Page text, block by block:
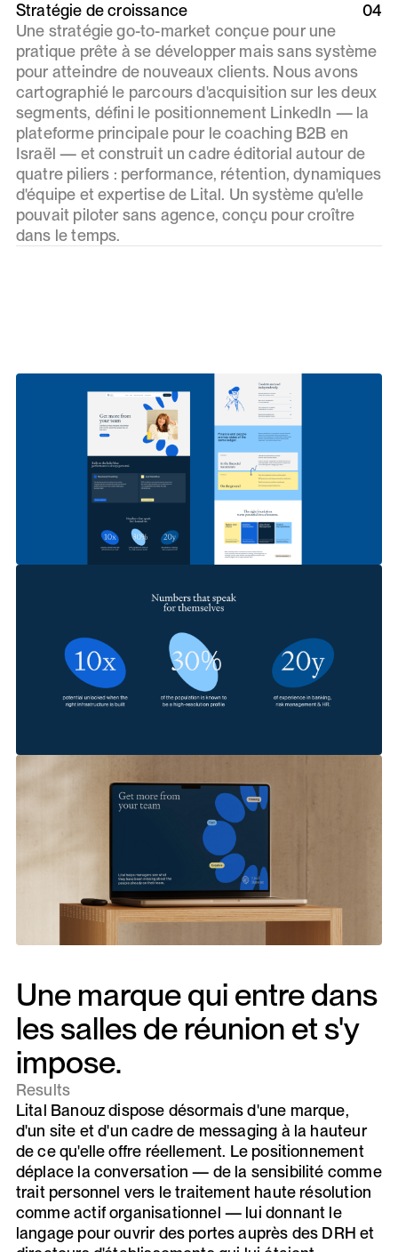
Stratégie de croissance
04
Une stratégie go-to-market conçue pour une
pratique prête à se développer mais sans système
pour atteindre de nouveaux clients. Nous avons
cartographié le parcours d'acquisition sur les deux
segments, défini le positionnement LinkedIn — la
plateforme principale pour le coaching B2B en
Israël — et construit un cadre éditorial autour de
quatre piliers : performance, rétention, dynamiques
d'équipe et expertise de Lital. Un système qu'elle
pouvait piloter sans agence, conçu pour croître
dans le temps.
Une marque qui entre dans
les salles de réunion et s'y
impose.
Results
Lital Banouz dispose désormais d'une marque,
d'un site et d'un cadre de messaging à la hauteur
de ce qu'elle offre réellement. Le positionnement
déplace la conversation — de la sensibilité comme
trait personnel vers le traitement haute résolution
comme actif organisationnel — lui donnant le
langage pour ouvrir des portes auprès des DRH et